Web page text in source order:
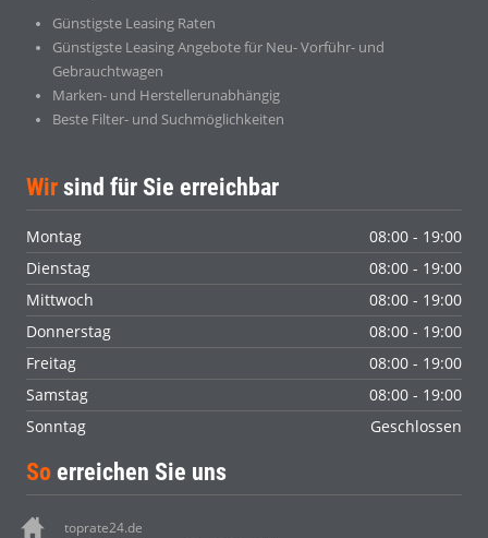
Günstigste Leasing Raten
Günstigste Leasing Angebote für Neu- Vorführ- und
Gebrauchtwagen
Marken- und Herstellerunabhängig
Beste Filter- und Suchmöglichkeiten
Wir sind für Sie erreichbar
Montag
08:00 - 19:00
Dienstag
08:00 - 19:00
Mittwoch
08:00 - 19:00
Donnerstag
08:00 - 19:00
Freitag
08:00 - 19:00
Samstag
08:00 - 19:00
Sonntag
Geschlossen
So erreichen Sie uns
toprate24.de